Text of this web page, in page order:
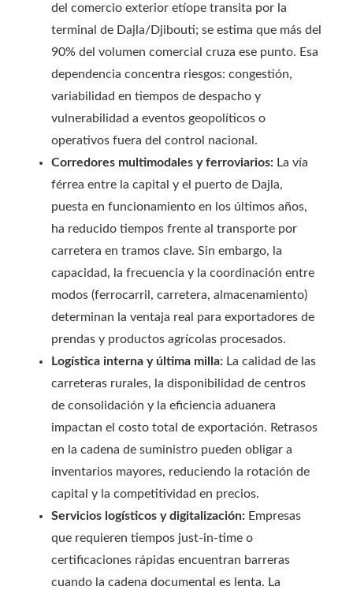
del comercio exterior etíope transita por la
terminal de Dajla/Djibouti; se estima que más del
90% del volumen comercial cruza ese punto. Esa
dependencia concentra riesgos: congestión,
variabilidad en tiempos de despacho y
vulnerabilidad a eventos geopolíticos o
operativos fuera del control nacional.
Corredores multimodales y ferroviarios: La vía
férrea entre la capital y el puerto de Dajla,
puesta en funcionamiento en los últimos años,
ha reducido tiempos frente al transporte por
carretera en tramos clave. Sin embargo, la
capacidad, la frecuencia y la coordinación entre
modos (ferrocarril, carretera, almacenamiento)
determinan la ventaja real para exportadores de
prendas y productos agrícolas procesados.
Logística interna y última milla: La calidad de las
carreteras rurales, la disponibilidad de centros
de consolidación y la eficiencia aduanera
impactan el costo total de exportación. Retrasos
en la cadena de suministro pueden obligar a
inventarios mayores, reduciendo la rotación de
capital y la competitividad en precios.
Servicios logísticos y digitalización: Empresas
que requieren tiempos just-in-time o
certificaciones rápidas encuentran barreras
cuando la cadena documental es lenta. La